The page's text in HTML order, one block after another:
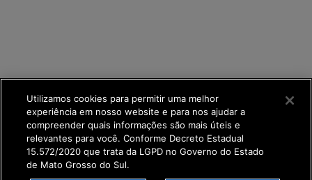
Utilizamos cookies para permitir uma melhor
experiência em nosso website e para nos ajudar a
compreender quais informações são mais úteis e
relevantes para você. Conforme Decreto Estadual
15.572/2020 que trata da LGPD no Governo do Estado
de Mato Grosso do Sul.